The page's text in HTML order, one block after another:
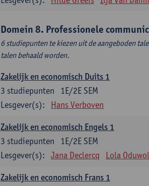
Domein 8. Professionele
6 studiepunten te kiezen uit de aangeboden
talen behaald worden.
Zakelijk en economisch Duits 1
1E/2E SEM
3 studiepunten
Lesgever(s):
Hans Verboven
Zakelijk en economisch Engels 1
1E/2E SEM
3 studiepunten
Lesgever(s):
Jana Declercq Lola
Zakelijk en economisch Frans 1